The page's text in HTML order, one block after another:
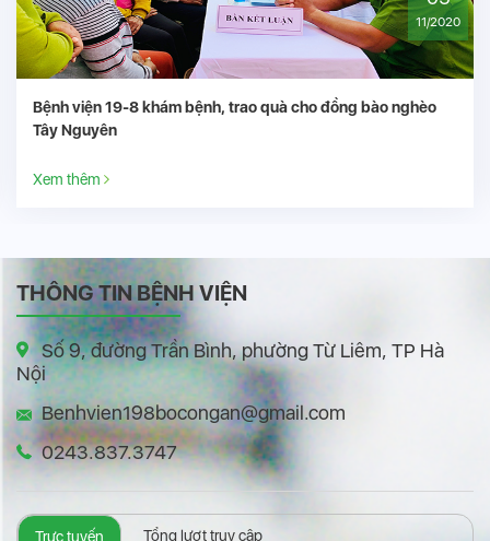
11/2020
Bệnh viện 19-8 khám bệnh, trao quà cho đồng bào nghèo
Tây Nguyên
Xem thêm
THÔNG TIN BỆNH VIỆN
Số 9, đường Trần Bình, phường Từ Liêm, TP Hà
Nội
Benhvien198bocongan@gmail.com
0243.837.3747
Trực tuyến Tổng lượt truy cập